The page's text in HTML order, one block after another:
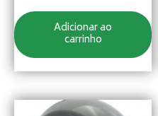
Adicionar ao
carrinho